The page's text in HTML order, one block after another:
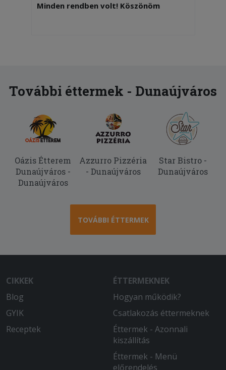
Minden rendben volt! Köszönöm
További éttermek - Dunaújváros
Oázis Étterem
Dunaújváros -
Dunaújváros
Azzurro Pizzéria
- Dunaújváros
Star Bistro -
Dunaújváros
TOVÁBBI ÉTTERMEK
CIKKEK
Blog
GYIK
Receptek
ÉTTERMEKNEK
Hogyan működik?
Csatlakozás éttermeknek
Éttermek - Azonnali
kiszállítás
Éttermek - Menü
előrendelés